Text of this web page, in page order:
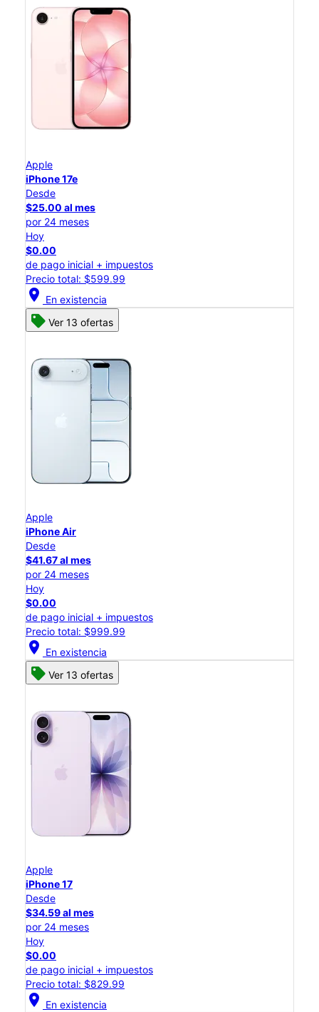
Apple
iPhone 17e
Desde
$25.00 al mes
por 24 meses
Hoy
$0.00
de pago inicial + impuestos
Precio total: $599.99
location_on En existencia
Ver 13 ofertas
Apple
iPhone Air
Desde
$41.67 al mes
por 24 meses
Hoy
$0.00
de pago inicial + impuestos
Precio total: $999.99
location_on En existencia
Ver 13 ofertas
Apple
iPhone 17
Desde
$34.59 al mes
por 24 meses
Hoy
$0.00
de pago inicial + impuestos
Precio total: $829.99
location_on En existencia